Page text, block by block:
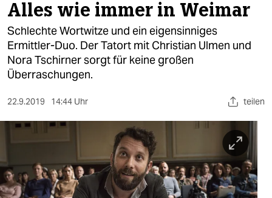
politik
öko
gesellschaft
kultur
sport
nord
Alles wie immer in Weimar
Schlechte Wortwitze und ein eigensinniges
Ermittler-Duo. Der Tatort mit Christian Ulmen und
Nora Tschirner sorgt für keine großen
Überraschungen.
22.9.2019 14:44 Uhr teilen